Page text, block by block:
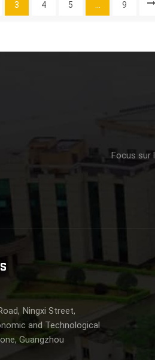
Clients
Renforcer Le
De
3 4 5 9
Focus sur
Ningxi Street,
and Technological
Guangzhou